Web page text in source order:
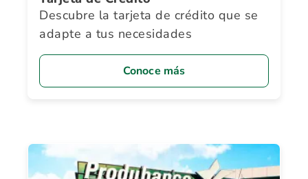
Descubre la tarjeta de crédito que se
adapte a tus necesidades
Conoce más